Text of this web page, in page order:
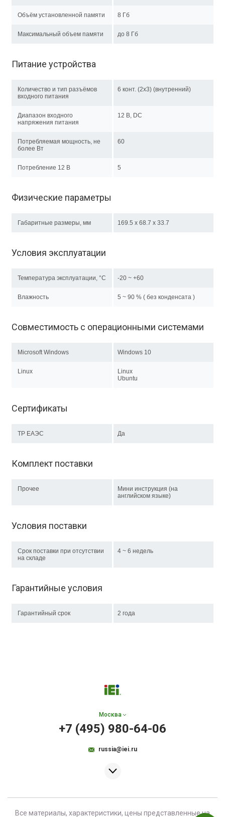
Объём установленной памяти 8 Гб
Максимальный объем памяти до 8 Гб
Питание устройства
Количество и тип разъёмов
входного питания
6 конт. (2x3) (внутренний)
Диапазон входного
напряжения питания
12 В, DC
Потребляемая мощность, не
более Вт
60
Потребление 12 В 5
Физические параметры
Габаритные размеры, мм 169.5 x 68.7 x 33.7
Условия эксплуатации
Температура эксплуатации, °C -20 ~ +60
Влажность 5 ~ 90 % ( без конденсата )
Совместимость с операционными системами
Microsoft Windows Windows 10
Linux
Linux
Ubuntu
Сертификаты
ТР EAЭC Да
Комплект поставки
Прочее
Мини инструкция (на
английском языке)
Условия поставки
Срок поставки при отсутствии
на складе
4 ~ 6 недель
Гарантийные условия
Гарантийный срок 2 года
Москва
+7 (495) 980-64-06
russia@iei.ru
Все материалы, характеристики, цены представленные на